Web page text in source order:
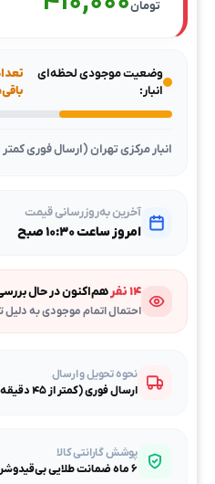
تومان
وضعیت موجودی لحظه‌ای
انبار:
انبار مرکزی تهران (ارسال فوری کمتر از ۴۵
آخرین به‌روزرسانی قیمت
امروز ساعت ۱۰:۳۰ صبح
۱۴ نفر هم‌اکنون در حال
احتمال اتمام موجودی به دلیل
نحوه تحویل و ارسال
ارسال فوری (کمتر از ۴۵ دقیقه در تهران)
پوشش گارانتی کالا
۶ ماه ضمانت طلایی بی‌قیدوشرط مصباح